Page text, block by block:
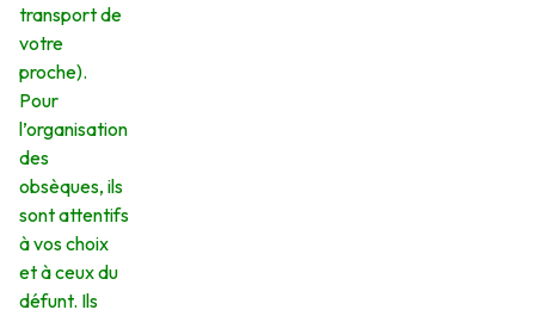
transport de
votre
proche).
Pour
l’organisation
des
obsèques, ils
sont attentifs
à vos choix
et à ceux du
défunt. Ils